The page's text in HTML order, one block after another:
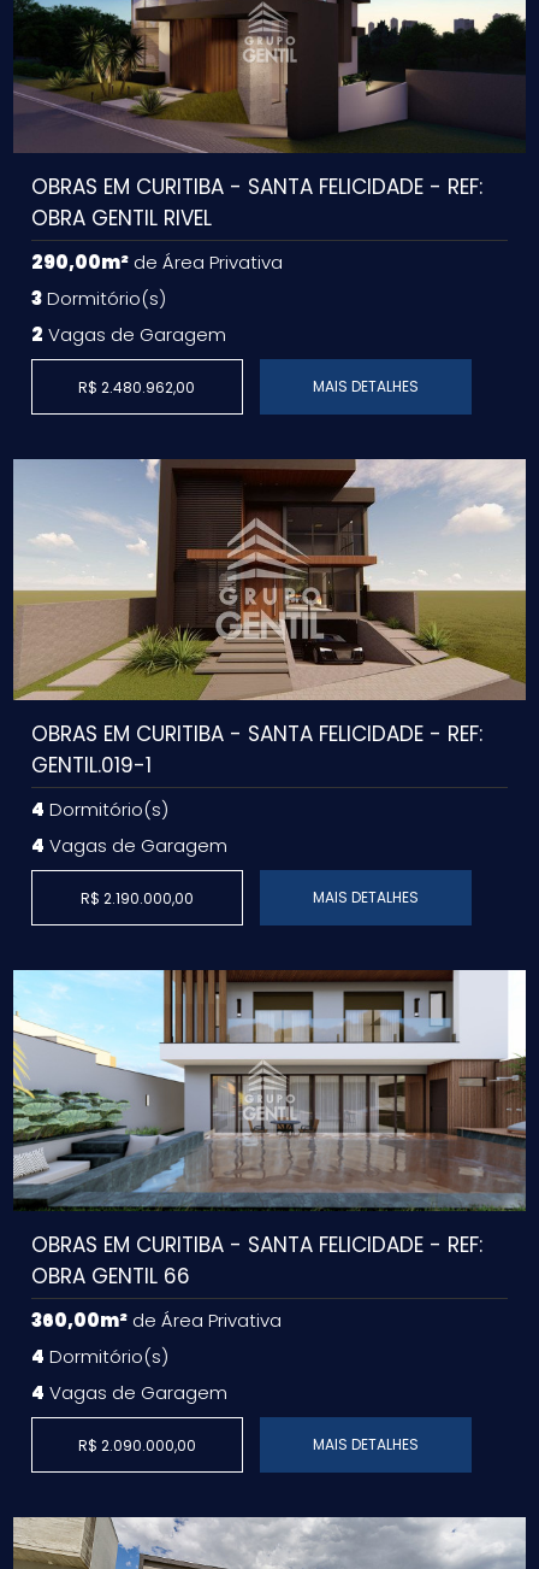
OBRAS EM CURITIBA - SANTA FELICIDADE - REF:
OBRA GENTIL RIVEL
290,00m² de Área Privativa
3Dormitório(s)
2 Vagas de Garagem
R$ 2.480.962,00 MAIS DETALHES
OBRAS EM CURITIBA - SANTA FELICIDADE - REF:
GENTIL.019-1
4 Dormitório(s)
4 Vagas de Garagem
R$ 2.190.000,00 MAIS DETALHES
OBRAS EM CURITIBA - SANTA FELICIDADE - REF:
OBRA GENTIL 66
360,00m² de Área Privativa
4 Dormitório(s)
4 Vagas de Garagem
R$ 2.090.000,00 MAIS DETALHES